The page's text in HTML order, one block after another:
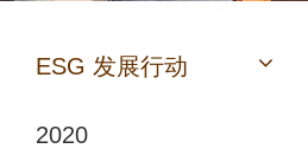
ESG 发展行动
2020